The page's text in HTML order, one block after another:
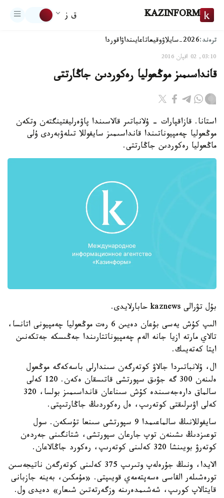
KAZINFORM ق ز
ترەند:2026-سايلاۋ وقيعاتاعايىنداۋاقوردا
03:10, 02 اقپان 2016
قانداسىمىز موڭعوليا رەكوردىن جاڭارتتى
استانا. قازاقپارات - ۇلانباتىر قالاسىندا پاۋەرليفتينگتەن وتكەن
موڭعوليا چەمپيوناتىندا قانداسىمىز سايفوللا تىلەۋبەردى ۇلى
ماڭعوليا رەكوردىن جاڭارتتى.
بۇل تۋرالى kaznews حابارلايدى.
الىپ كۇش يەسى بۇعان دەيىن 6 رەت موڭعوليا چەمپيونى اتانسا،
تالاي مارتە ازيا جانە الەم چەمپيوناتتارىندا جەڭىسكە جەتكەنىن
ايتا كەتەيىك.
ال، ۇلانباتىردا جالاۋ كوتەرگەن سىندارلى باسەكەگە موڭعول
ەلىنەن 300 گە جۋىق سپورتشى قاتىسقان ەكەن. 120 كەلى
سالماق دارەجەسىندە كۇش سىناعان قانداسىمىز بولسا، 320
كەلى اۋىرلىقتى كوتەرىپ، ەل رەكوردىڭ جاڭارتىپتى.
سايفوللانىڭ سالماعىمدا 9 سپورتشى سىنعا تۇسكەن. سول
توعىزدىڭ ىشىنەن توپ جارعان سپورتشى، شتانگىنى جەردەن
كوتەرۋ بويىنشا 320 كەلىنى كوتەرىپ، رەكورد جاڭالاعان.
الايدا، ونىڭ جۇرەلەپ وتىرىپ 375 كەلىنى كوتەرگەن ناتيجەسىن
تورەشىلەر القاسى ەسەپتەمەي قويىپتى. «مۇمكىن، بەينە جازبانى
قايتالاپ كورىپ، شەشىمدەرىنە وزگەرتەتىن شىعار» دەيدى ول.